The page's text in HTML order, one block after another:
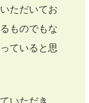
ただいてお
ものでもな
ていると思
いただき、